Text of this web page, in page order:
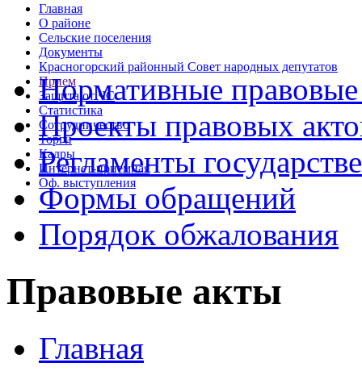
Главная
О районе
Сельские поселения
Документы
Красногорский районный Совет народных депутатов
Прием
Защита от ЧС
Статистика
Сотрудничество
Торги
Кадры
Интернет-приемная
Оф. выступления
Нормативные
Проекты правовых
Регламенты
Формы обращений
Порядок обжалования
Правовые акты
Главная